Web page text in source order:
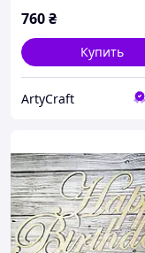
760₴
Купить
ArtyCraft